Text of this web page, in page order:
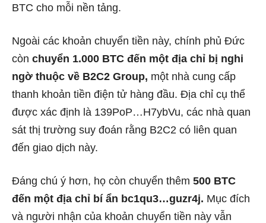
BTC cho mỗi nền tảng.
Ngoài các khoản chuyển tiền này, chính phủ Đức
còn chuyển 1.000 BTC đến một địa chỉ bị nghi
ngờ thuộc về B2C2 Group, một nhà cung cấp
thanh khoản tiền điện tử hàng đầu. Địa chỉ cụ thể
được xác định là 139PoP…H7ybVu, các nhà quan
sát thị trường suy đoán rằng B2C2 có liên quan
đến giao dịch này.
Đáng chú ý hơn, họ còn chuyển thêm 500 BTC
đến một địa chỉ bí ẩn bc1qu3…guzr4j. Mục đích
và người nhận của khoản chuyển tiền này vẫn